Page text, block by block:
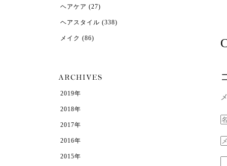
ヘアケア (27)
ヘアスタイル (338)
メイク (86)
2019年
2018年
2017年
2016年
2015年